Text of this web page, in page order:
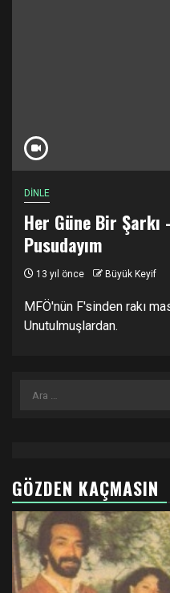
DİNLE
Her Güne Bir Şarkı
Pusudayım
13 yıl önce Büyük Keyif
MFÖ'nün F'sinden rakı
Unutulmuşlardan.
Arama:
GÖZDEN KAÇMASIN